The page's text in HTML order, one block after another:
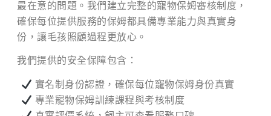
最在意的問題。我們建立完整的寵物保姆審核制度，
確保每位提供服務的保姆都具備專業能力與真實身
份，讓毛孩照顧過程更放心。
我們提供的安全保障包含：
實名制身份認證，確保每位寵物保姆身份真實
專業寵物保姆訓練課程與考核制度